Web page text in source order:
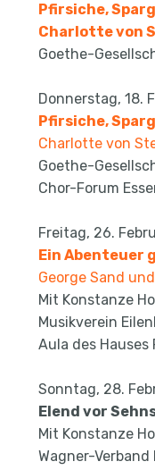
Pfirsiche,
Charlotte von
Goethe-
Donnerstag, 18.
Pfirsiche,
Charlotte von
Goethe-
Chor-Forum
Freitag, 26.
Ein Abenteuer
George Sand
Mit Konstanze
Musikverein
Aula des Hauses
Sonntag, 28.
Elend vor
Mit Konstanze
Wagner-Verband